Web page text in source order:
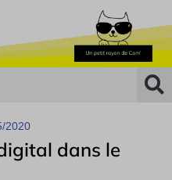
2020
dans le